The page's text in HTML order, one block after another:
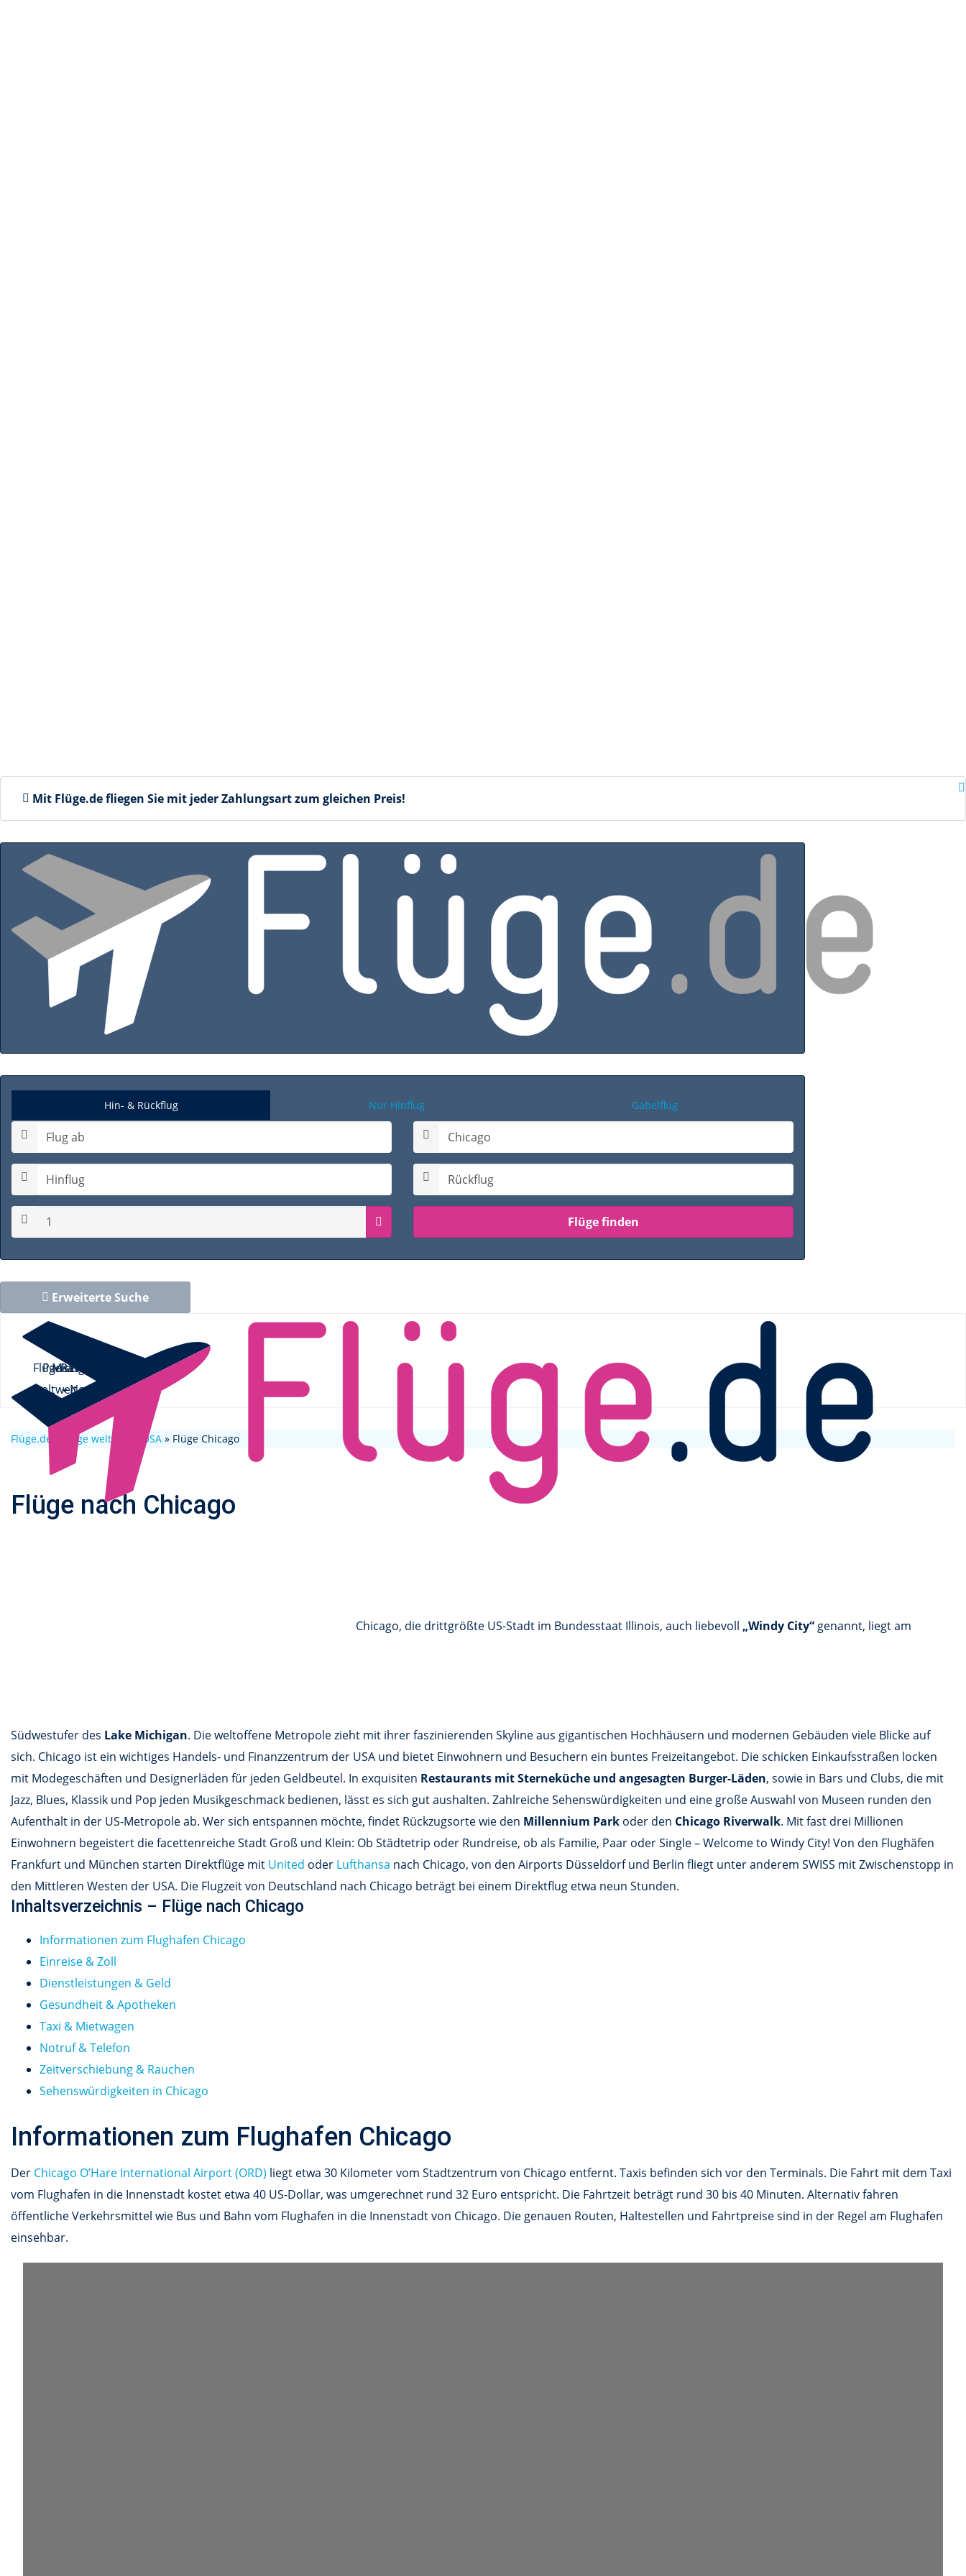
Mit Flüge.de fliegen Sie mit jeder Zahlungsartzum gleichen Preis!
Hin- & Rückflug Nur Hinflug Gabelflug
Hinflugdatum auswählen Rückflugdatum auswählen
Erweiterte Suche
Flüge
weltweit
Pauschalreisen
Mietwagen
Ratgeber
Flüge
News
Flüge.de Flüge weltweit USA » Flüge Chicago
Flüge nach Chicago
Chicago, die drittgrößte US-Stadt im Bundesstaat Illinois, auch liebevoll „Windy City“genannt, liegt am
Südwestufer des Lake Michigan. Die weltoffene Metropole zieht mit ihrer faszinierenden Skyline aus gigantischen Hochhäusern und modernen Gebäuden viele Blicke auf
sich. Chicago ist ein wichtiges Handels- und Finanzzentrum der USA und bietet Einwohnern und Besuchern ein buntes Freizeitangebot. Die schicken Einkaufsstraßen locken
mit Modegeschäften und Designerläden für jeden Geldbeutel. In exquisiten Restaurants mit Sterneküche und angesagten Burger-Läden, sowie in Bars und Clubs, die mit
Jazz, Blues, Klassik und Pop jeden Musikgeschmack bedienen, lässt es sich gut aushalten. Zahlreiche Sehenswürdigkeiten und eine große Auswahl von Museen runden den
Aufenthalt in der US-Metropole ab. Wer sich entspannen möchte, findet Rückzugsorte wie den Millennium Park oder den Chicago Riverwalk. Mit fast drei Millionen
Einwohnern begeistert die facettenreiche Stadt Groß und Klein: Ob Städtetrip oder Rundreise, ob als Familie, Paar oder Single – Welcome to Windy City! Von den Flughäfen
Frankfurt und München starten Direktflüge mit United oder Lufthansa nach Chicago, von den Airports Düsseldorf und Berlin fliegt unter anderem SWISS mit Zwischenstopp in
den Mittleren Westen der USA. Die Flugzeit von Deutschland nach Chicago beträgt bei einem Direktflug etwa neun Stunden.
Inhaltsverzeichnis – Flüge nach Chicago
Informationen zum Flughafen Chicago
Einreise & Zoll
Dienstleistungen & Geld
Gesundheit & Apotheken
Taxi & Mietwagen
Notruf & Telefon
Zeitverschiebung & Rauchen
Sehenswürdigkeiten in Chicago
Informationen zum Flughafen Chicago
Der Chicago O’Hare International Airport (ORD) liegt etwa 30 Kilometer vom Stadtzentrum von Chicago entfernt. Taxis befinden sich vor den Terminals. Die Fahrt mit dem Taxi
vom Flughafen in die Innenstadt kostet etwa 40 US-Dollar, was umgerechnet rund 32 Euro entspricht. Die Fahrtzeit beträgt rund 30 bis 40 Minuten. Alternativ fahren
öffentliche Verkehrsmittel wie Bus und Bahn vom Flughafen in die Innenstadt von Chicago. Die genauen Routen, Haltestellen und Fahrtpreise sind in der Regel am Flughafen
einsehbar.